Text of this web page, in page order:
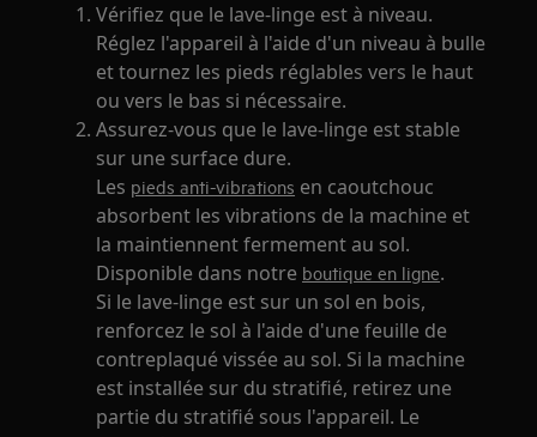
Vérifiez que le lave-linge est à niveau.
Réglez l'appareil à l'aide d'un niveau à bulle
et tournez les pieds réglables vers le haut
ou vers le bas si nécessaire.
Assurez-vous que le lave-linge est stable
sur une surface dure.
Les pieds anti-vibrations en caoutchouc
absorbent les vibrations de la machine et
la maintiennent fermement au sol.
Disponible dans notre boutique en ligne.
Si le lave-linge est sur un sol en bois,
renforcez le sol à l'aide d'une feuille de
contreplaqué vissée au sol. Si la machine
est installée sur du stratifié, retirez une
partie du stratifié sous l'appareil. Le